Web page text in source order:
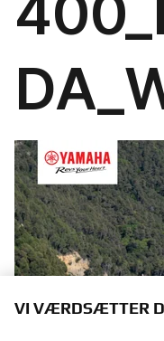
VI VÆRDSÆTTER